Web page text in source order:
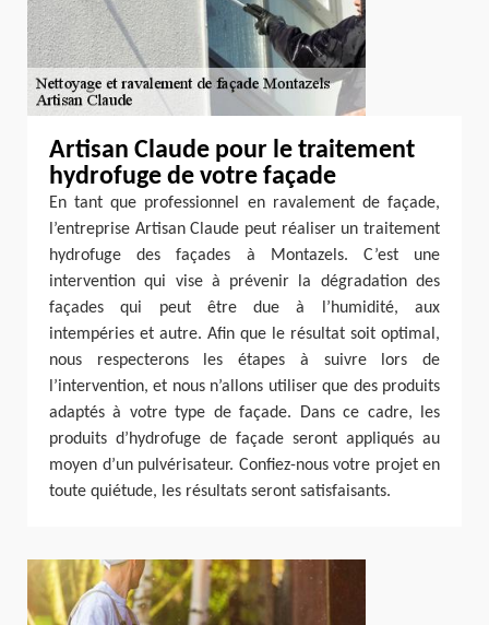
Artisan Claude pour le traitement
hydrofuge de votre façade
En tant que professionnel en ravalement de façade,
l’entreprise Artisan Claude peut réaliser un traitement
hydrofuge des façades à Montazels. C’est une
intervention qui vise à prévenir la dégradation des
façades qui peut être due à l’humidité, aux
intempéries et autre. Afin que le résultat soit optimal,
nous respecterons les étapes à suivre lors de
l’intervention, et nous n’allons utiliser que des produits
adaptés à votre type de façade. Dans ce cadre, les
produits d’hydrofuge de façade seront appliqués au
moyen d’un pulvérisateur. Confiez-nous votre projet en
toute quiétude, les résultats seront satisfaisants.